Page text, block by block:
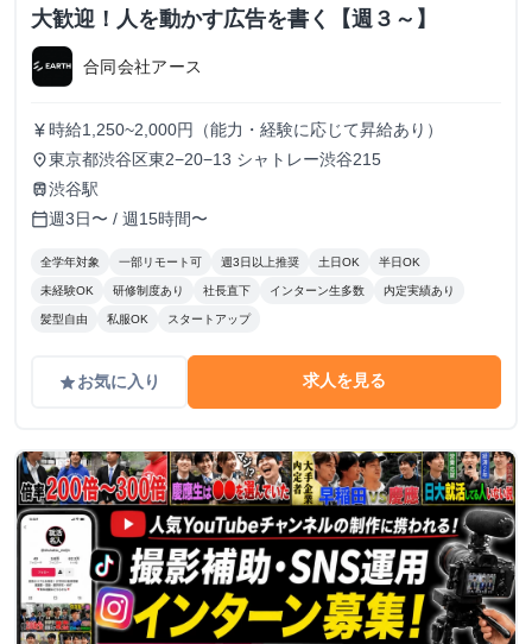
大歓迎！人を動かす広告を書く【週３～】
合同会社アース
currency_yen 時給1,250~2,000円（能力・経験に応じて昇給あり）
place東京都渋谷区東2−20−13 シャトレー渋谷215
train渋谷駅
calendar_today週3日〜 / 週15時間〜
全学年対象 一部リモート可 週3日以上推奨 土日OK 半日OK
未経験OK 研修制度あり 社長直下 インターン生多数 内定実績あり
髪型自由 私服OK スタートアップ
gradeお気に入り 求人を見る